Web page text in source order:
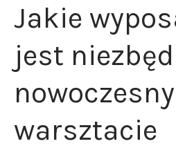
Jakie
jest
warsztacie